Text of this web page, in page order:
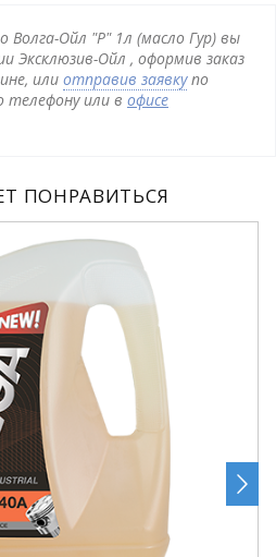
Волга-Ойл "P" 1л (масло Гур) вы
Эксклюзив-Ойл , оформив заказ
или отправив заявкупо
или в офисе
ПОНРАВИТЬСЯ